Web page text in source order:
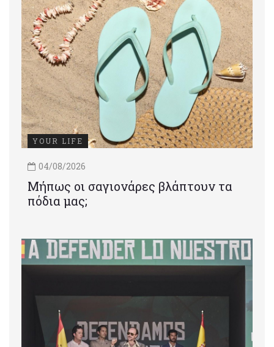
YOUR LIFE
04/08/2026
Μήπως οι σαγιονάρες βλάπτουν τα
πόδια μας;